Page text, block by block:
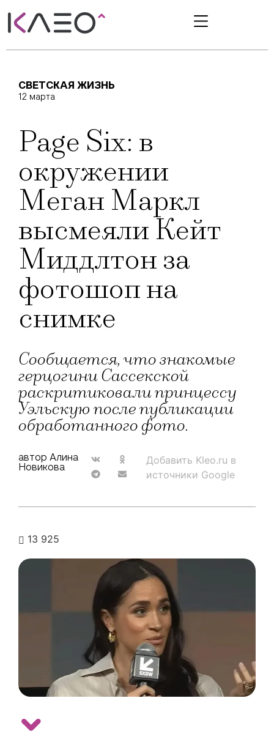
СВЕТСКАЯ ЖИЗНЬ
12 марта
Page Six: в
окружении
Меган Маркл
высмеяли Кейт
Миддлтон за
фотошоп на
снимке
Сообщается, что знакомые
герцогини Сассекской
раскритиковали принцессу
Уэльскую после публикации
обработанного фото.
автор Алина
Новикова
Добавить Kleo.ru в
источники Google
13 925